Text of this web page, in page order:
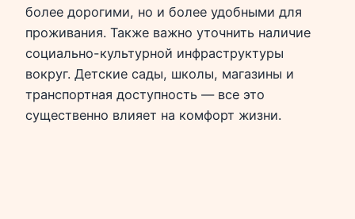
более дорогими, но и более удобными для
проживания. Также важно уточнить наличие
социально-культурной инфраструктуры
вокруг. Детские сады, школы, магазины и
транспортная доступность — все это
существенно влияет на комфорт жизни.